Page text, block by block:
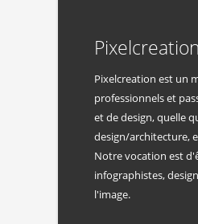
Pixelcreation
Pixelcreation est un
professionnels et
et de design, quelle
design/architecture,
Notre vocation est
infographistes,
l'image.